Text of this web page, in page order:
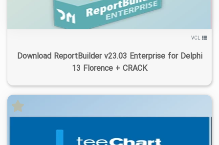
VCL
Download ReportBuilder v23.03 Enterprise for Delphi
13 Florence + CRACK